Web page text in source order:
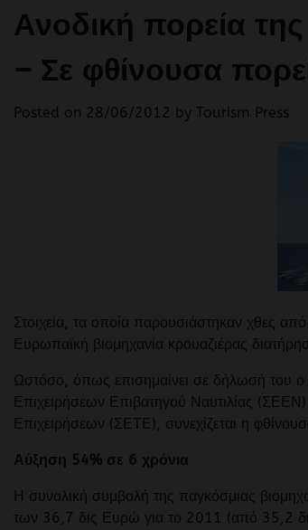
Ανοδική πορεία
– Σε φθίνουσα
Posted on 28/06/2012 by Tourism Press
Στοιχεία, τα οποία παρουσιάστηκαν χθες
Ευρωπαϊκή βιομηχανία κρουαζιέρας
Ωστόσο, όπως επισημαίνει σε δήλωσή του ο
Επιχειρήσεων Επιβατηγού Ναυτιλίας
Επιχειρήσεων (ΣΕΤΕ), συνεχίζεται η
Αύξηση 54% σε 6 χρόνια
Η συνολική συμβολή της παγκόσμιας
των 36,7 δις Ευρώ για το 2011 (από 35,2